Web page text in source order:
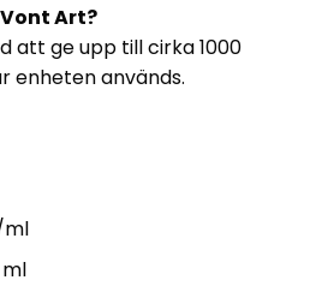
Art?
att ge upp till cirka 1000
enheten används.
ml